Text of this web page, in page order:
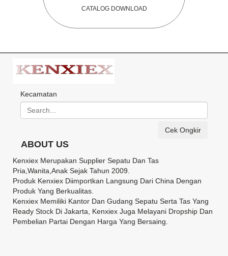
CATALOG DOWNLOAD
Kecamatan
Cek Ongkir
ABOUT US
Kenxiex Merupakan Supplier Sepatu Dan Tas
Pria,Wanita,Anak Sejak Tahun 2009.
Produk Kenxiex Diimportkan Langsung Dari China Dengan
Produk Yang Berkualitas.
Kenxiex Memiliki Kantor Dan Gudang Sepatu Serta Tas Yang
Ready Stock Di Jakarta, Kenxiex Juga Melayani Dropship Dan
Pembelian Partai Dengan Harga Yang Bersaing.